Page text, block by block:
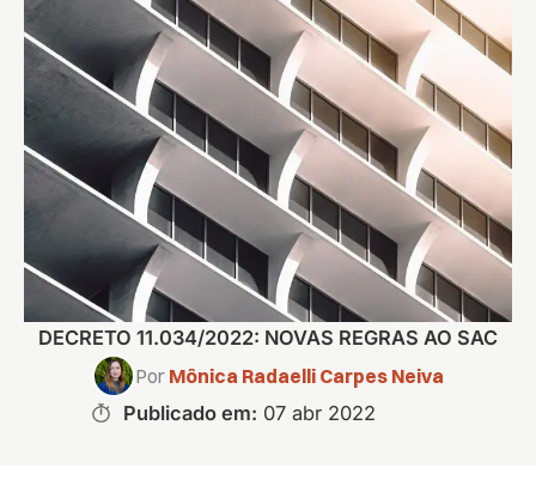
DECRETO 11.034/2022: NOVAS REGRAS AO SAC
Por Mônica Radaelli Carpes Neiva
Publicado em: 07 abr 2022